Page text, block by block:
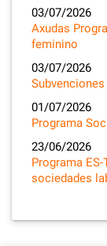
03/07/2026
Axudas
feminino
03/07/2026
01/07/2026
Programa
23/06/2026
Programa
sociedades